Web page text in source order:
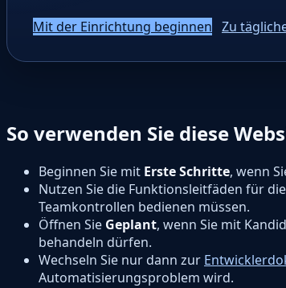
Mit der Einrichtung beginnen Zu
So verwenden Sie diese
Beginnen Sie mit Erste Schritte, wenn
Nutzen Sie die Funktionsleitfäden für
Teamkontrollen bedienen müssen.
Öffnen Sie Geplant, wenn Sie mit
behandeln dürfen.
Wechseln Sie nur dann zur
Automatisierungsproblem wird.